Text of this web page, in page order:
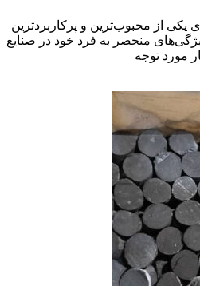
یکی از محبوب‌ترین و پرکاربردترین
منحصر به فرد خود در صنایع
مورد توجه